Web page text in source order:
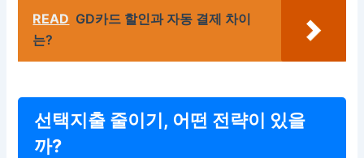
READ GD카드 할인과 자동 결제 차이
는?
선택지출 줄이기, 어떤 전략이 있을
까?